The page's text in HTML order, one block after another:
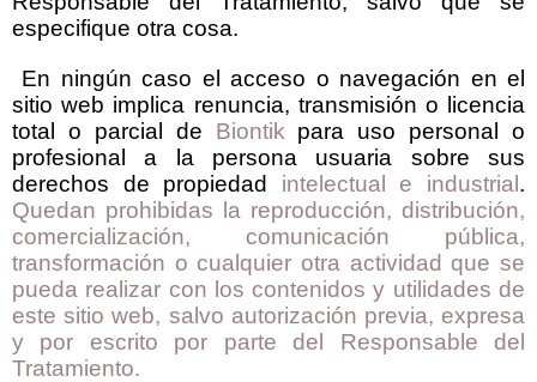
especifique otra cosa.
En ningún caso el acceso o navegación en el
sitio web implica renuncia, transmisión o licencia
total o parcial de Biontik para uso personal o
profesional a la persona usuaria sobre sus
derechos de propiedad intelectual e industrial .
Quedan prohibidas la reproducción, distribución,
comercialización, comunicación pública,
transformación o cualquier otra actividad que se
pueda realizar con los contenidos y utilidades de
este sitio web, salvo autorización previa, expresa
y por escrito por parte del Responsable del
Tratamiento.